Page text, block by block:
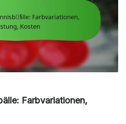
Farbvariationen,